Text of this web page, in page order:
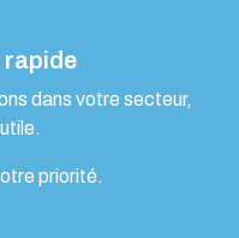
rapide
dans votre secteur,
priorité.